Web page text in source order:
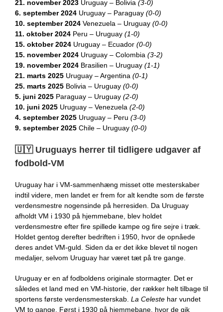
21. november 2023Uruguay – Bolivia (3-0)
6. september 2024Uruguay – Paraguay (0-0)
10. september 2024Venezuela – Uruguay (0-0)
11. oktober 2024Peru – Uruguay (1-0)
15. oktober 2024Uruguay – Ecuador (0-0)
15. november 2024Uruguay – Colombia (3-2)
19. november 2024Brasilien – Uruguay (1-1)
21. marts 2025Uruguay – Argentina (0-1)
25. marts 2025Bolivia – Uruguay (0-0)
5. juni 2025Paraguay – Uruguay (2-0)
10. juni 2025Uruguay – Venezuela (2-0)
4. september 2025Uruguay – Peru (3-0)
9. september 2025Chile – Uruguay (0-0)
🇺🇾​​ Uruguays herrer til tidligere udgaver af
fodbold-VM
Uruguay har i VM-sammenhæng misset otte mesterskaber
indtil videre, men landet er frem for alt kendte som de første
verdensmestre nogensinde på herresiden. Da Uruguay
afholdt VM i 1930 på hjemmebane, blev holdet
verdensmestre efter fire spillede kampe og fire sejre i træk.
Holdet gentog derefter bedriften i 1950, hvor de opnåede
deres andet VM-guld. Siden da er det ikke blevet til nogen
medaljer, selvom Uruguay har været tæt på tre gange.
Uruguay er en af fodboldens originale stormagter. Det er
således et land med en VM-historie, der rækker helt tilbage til
sportens første verdensmesterskab. La Celestehar vundet
VM to gange. Først i 1930på hjemmebane, hvor de gik